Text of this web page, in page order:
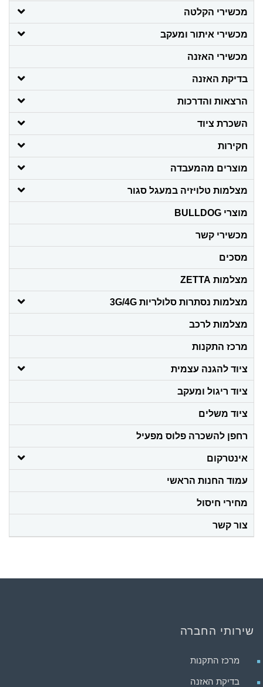
מכשירי הקלטה
מכשירי איתור ומעקב
מכשירי האזנה
בדיקת האזנה
הרצאות והדרכות
השכרת ציוד
חקירות
מוצרים מהמעבדה
מצלמות טלויזיה במעגל סגור
מוצרי BULLDOG
מכשירי קשר
מסכים
מצלמות ZETTA
מצלמות נסתרות סלולריות 3G/4G
מצלמות לרכב
מרכז התקנות
ציוד להגנה עצמית
ציוד ריגול ומעקב
ציוד משלים
רחפן להשכרה פלוס מפעיל
אינטרקום
עמוד החנות הראשי
מחירי חיסול
צור קשר
שירותי החברה
מרכז התקנות
בדיקת האזנה